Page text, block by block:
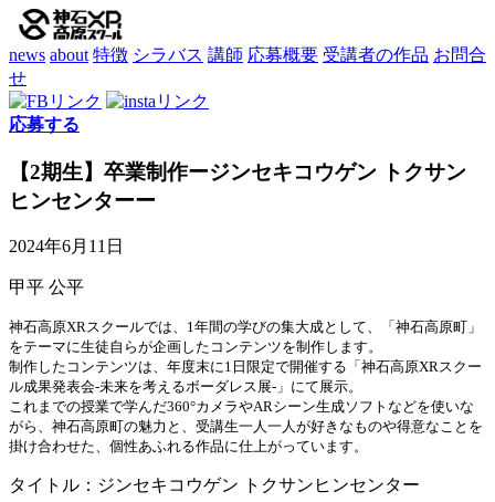
news about 特徴 シラバス 講師 応募概要 受講者の作品 お問合
せ
応募する
【2期生】卒業制作ージンセキコウゲン トクサン
ヒンセンターー
2024年6月11日
甲平 公平
神石高原XRスクールでは、1年間の学びの集大成として、「神石高原町」
をテーマに生徒自らが企画したコンテンツを制作します。
制作したコンテンツは、年度末に1日限定で開催する「神石高原XRスクー
ル成果発表会-未来を考えるボーダレス展-」にて展示。
これまでの授業で学んだ360°カメラやARシーン生成ソフトなどを使いな
がら、神石高原町の魅力と、受講生一人一人が好きなものや得意なことを
掛け合わせた、個性あふれる作品に仕上がっています。
タイトル：ジンセキコウゲン トクサンヒンセンター